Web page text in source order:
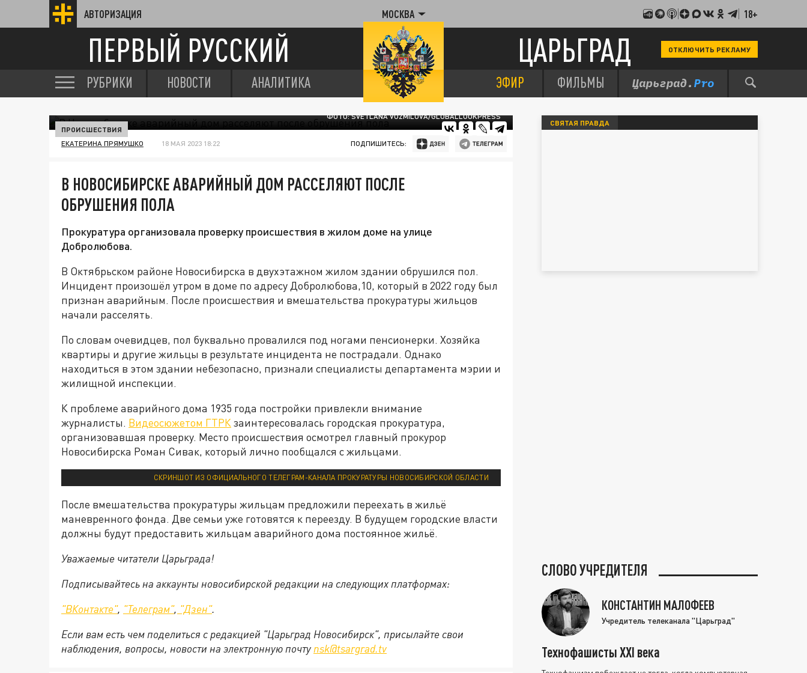
АВТОРИЗАЦИЯ МОСКВА 18+
ПЕРВЫЙ РУССКИЙ ЦАРЬГРАД ОТКЛЮЧИТЬ РЕКЛАМУ
РУБРИКИ НОВОСТИ АНАЛИТИКА ЭФИР ФИЛЬМЫ
ФОТО: SVETLANA VOZMILOVA/GLOBALLOOKPRESS
ПРОИСШЕСТВИЯ
ЕКАТЕРИНА ПРЯМУШКО 18 МАЯ 2023 18:22 ПОДПИШИТЕСЬ:
В НОВОСИБИРСКЕ АВАРИЙНЫЙ ДОМ РАССЕЛЯЮТ ПОСЛЕ
ОБРУШЕНИЯ ПОЛА
Прокуратура организовала проверку происшествия в жилом доме на улице
Добролюбова.
В Октябрьском районе Новосибирска в двухэтажном жилом здании обрушился пол.
Инцидент произошёл утром в доме по адресу Добролюбова,10, который в 2022 году был
признан аварийным. После происшествия и вмешательства прокуратуры жильцов
начали расселять.
По словам очевидцев, пол буквально провалился под ногами пенсионерки. Хозяйка
квартиры и другие жильцы в результате инцидента не пострадали. Однако
находиться в этом здании небезопасно, признали специалисты департамента мэрии и
жилищной инспекции.
К проблеме аварийного дома 1935 года постройки привлекли внимание
журналисты. Видеосюжетом ГТРК заинтересовалась городская прокуратура,
организовавшая проверку. Место происшествия осмотрел главный прокурор
Новосибирска Роман Сивак, который лично пообщался с жильцами.
СКРИНШОТ ИЗ ОФИЦИАЛЬНОГО ТЕЛЕГРАМ-КАНАЛА ПРОКУРАТУРЫ НОВОСИБИРСКОЙ ОБЛАСТИ
После вмешательства прокуратуры жильцам предложили переехать в жильё
маневренного фонда. Две семьи уже готовятся к переезду. В будущем городские власти
должны будут предоставить жильцам аварийного дома постоянное жильё.
Уважаемые читатели Царьграда!
Подписывайтесь на аккаунты новосибирской редакции на следующих платформах:
"ВКонтакте", "Телеграм", "Дзен".
Если вам есть чем поделиться с редакцией "Царьград Новосибирск", присылайте свои
наблюдения, вопросы, новости на электронную почту nsk@tsargrad.tv
СВЯТАЯ ПРАВДА
СЛОВО УЧРЕДИТЕЛЯ
КОНСТАНТИН МАЛОФЕЕВ
Учредитель телеканала "Царьград"
Технофашисты XXI века